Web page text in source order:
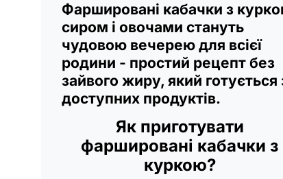
Фаршировані кабачки з
сиром і овочами стануть
чудовою вечерею для всієї
родини - простий рецепт без
зайвого жиру, який готується
доступних продуктів.
Як приготувати
фаршировані кабачки з
куркою?